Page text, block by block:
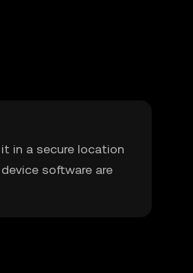
in a secure location
software are